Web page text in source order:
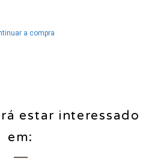
a compra
estar interessado
em: